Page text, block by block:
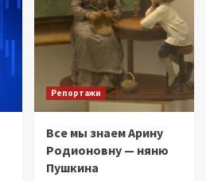
Репортажи
Все мы знаем Арину
Родионовну — няню
Пушкина